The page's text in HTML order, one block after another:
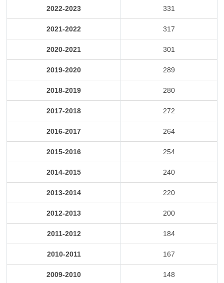
2022-2023 331
2021-2022 317
2020-2021 301
2019-2020 289
2018-2019 280
2017-2018 272
2016-2017 264
2015-2016 254
2014-2015 240
2013-2014 220
2012-2013 200
2011-2012 184
2010-2011 167
2009-2010 148